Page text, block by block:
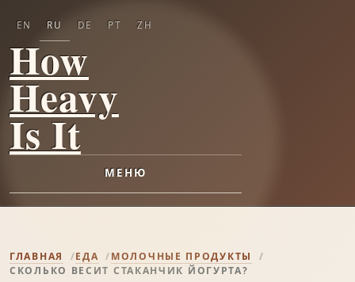
How
Heavy
Is It
МЕНЮ
EN RU DE PT ZH
ГЛАВНАЯ ЕДА
МОЛОЧНЫЕ ПРОДУКТЫ
СКОЛЬКО ВЕСИТ СТАКАНЧИК ЙОГУРТА?